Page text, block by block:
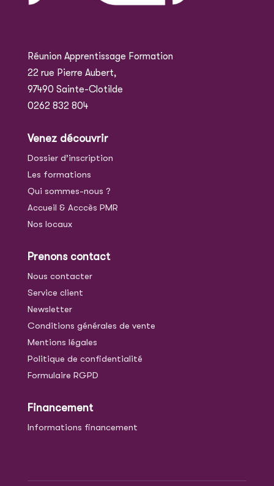
Réunion Apprentissage Formation
22 rue Pierre Aubert,
97490 Sainte-Clotilde
0262 832 804
Venez découvrir
Dossier d’inscription
Les formations
Qui sommes-nous ?
Accueil & Acccès PMR
Nos locaux
Prenons contact
Nous contacter
Service client
Newsletter
Conditions générales de vente
Mentions légales
Politique de confidentialité
Formulaire RGPD
Financement
Informations financement